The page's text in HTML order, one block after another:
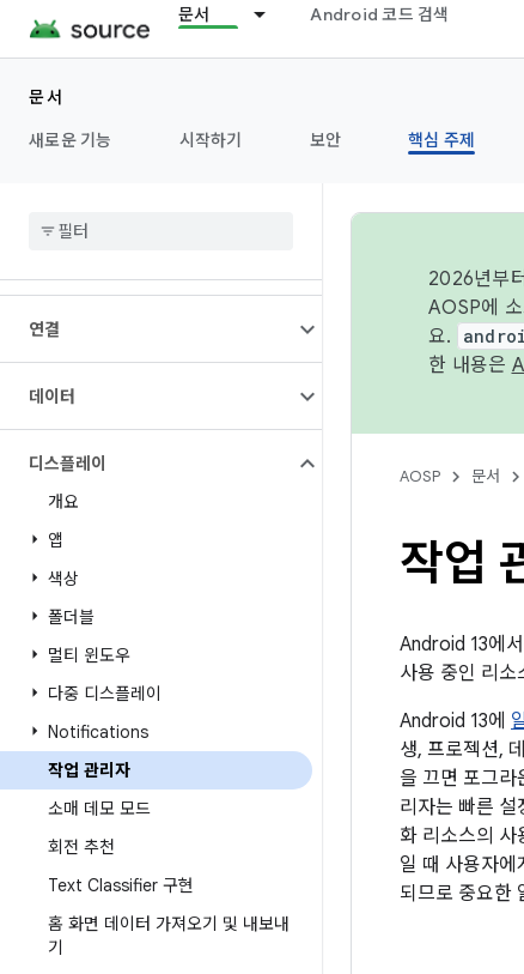
문서 Android 코드 검색
문서
새로운 기능
시작하기 보안 핵심 주제
개요
아키텍처
연결
데이터
디스플레이
개요
앱
색상
폴더블
멀티 윈도우
다중 디스플레이
Notifications
작업 관리자
소매 데모 모드
회전 추천
Text Classifier 구현
홈 화면 데이터 가져오기 및 내보내
기
2026년부
AOSP에
요.
한 내용은
AOSP 문서
작업
Android 13에
사용 중인 리
Android 13에
생, 프로젝션,
을 끄면 포그
리자는 빠른
화 리소스의
일 때 사용자에
되므로 중요한